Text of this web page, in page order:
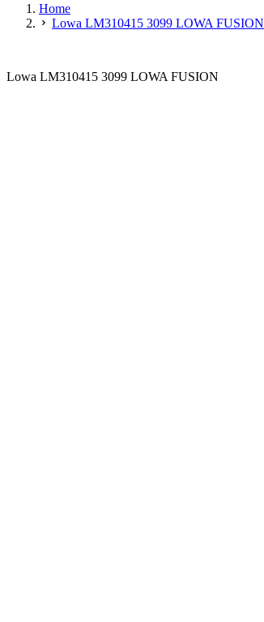
Home
Lowa LM310415 3099 LOWA FUSION
Lowa LM310415 3099 LOWA FUSION